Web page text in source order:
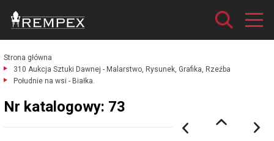
Strona główna
310 Aukcja Sztuki Dawnej - Malarstwo, Rysunek, Grafika, Rzeźba
Południe na wsi - Białka.
Nr katalogowy: 73